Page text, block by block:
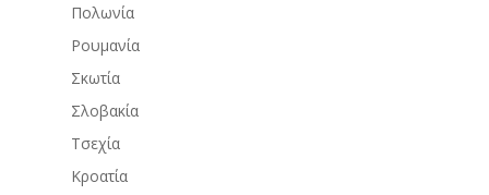
Πολωνία
Ρουμανία
Σκωτία
Σλοβακία
Τσεχία
Κροατία